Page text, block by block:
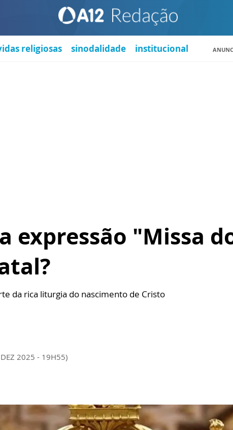
religiosas sinodalidade institucional
expressão "Missa
da rica liturgia do nascimento de Cristo
2025 - 19H55)